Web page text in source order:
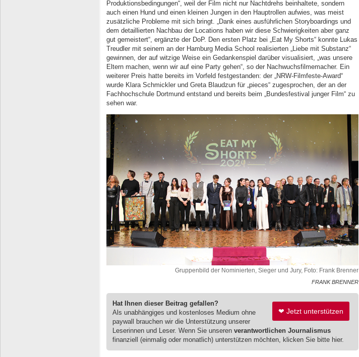
Produktionsbedingungen“, weil der Film nicht nur Nachtdrehs beinhaltete, sondern
auch einen Hund und einen kleinen Jungen in den Hauptrollen aufwies, was meist
zusätzliche Probleme mit sich bringt. „Dank eines ausführlichen Storyboardings und
dem detaillierten Nachbau der Locations haben wir diese Schwierigkeiten aber ganz
gut gemeistert“, ergänzte der DoP. Den ersten Platz bei „Eat My Shorts“ konnte Lukas
Treudler mit seinem an der Hamburg Media School realisierten „Liebe mit Substanz“
gewinnen, der auf witzige Weise ein Gedankenspiel darüber visualisiert, „was unsere
Eltern machen, wenn wir auf eine Party gehen“, so der Nachwuchsfilmemacher. Ein
weiterer Preis hatte bereits im Vorfeld festgestanden: der „NRW-Filmfeste-Award“
wurde Klara Schmickler und Greta Blaudzun für „pieces“ zugesprochen, der an der
Fachhochschule Dortmund entstand und bereits beim „Bundesfestival junger Film“ zu
sehen war.
Gruppenbild der Nominierten, Sieger und Jury, Foto: Frank Brenner
FRANK BRENNER
❤ Jetzt unterstützen
Hat Ihnen dieser Beitrag gefallen?
Als unabhängiges und kostenloses Medium ohne
paywall brauchen wir die Unterstützung unserer
Leserinnen und Leser. Wenn Sie unseren verantwortlichen Journalismus
finanziell (einmalig oder monatlich) unterstützen möchten, klicken Sie bitte hier.